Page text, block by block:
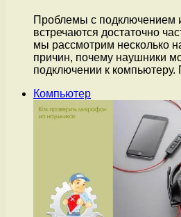
Проблемы с подключением
встречаются достаточно
мы рассмотрим несколько
причин, почему наушники
подключении к
Компьютер